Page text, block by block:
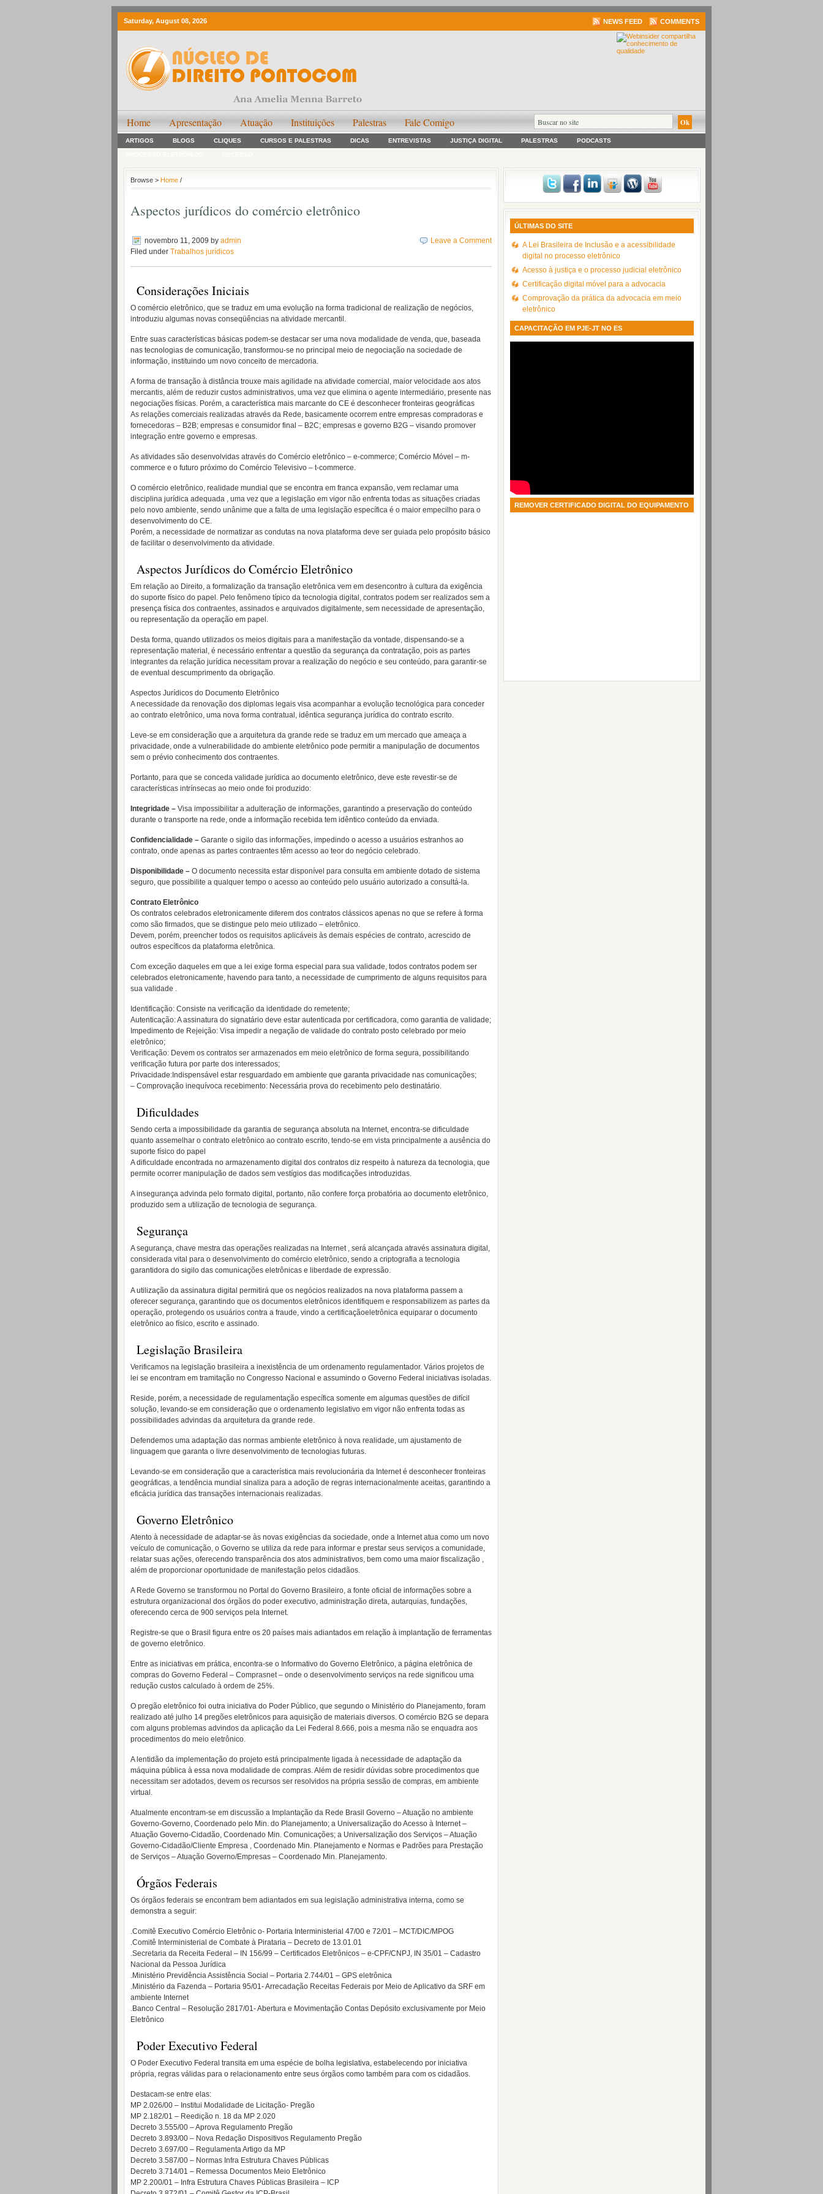
Saturday, August 08, 2026 NEWS FEED COMMENTS
Home Apresentação Atuação Instituições Palestras Fale Comigo
ARTIGOS BLOGS CLIQUES CURSOS E PALESTRAS DICAS ENTREVISTAS JUSTIÇA DIGITAL PALESTRAS PODCASTS
Browse > Home /
Aspectos jurídicos do comércio eletrônico
novembro 11, 2009 by admin
Filed under Trabalhos jurídicos
Leave a Comment
Considerações Iniciais
O comércio eletrônico, que se traduz em uma evolução na forma tradicional de realização de negócios,
introduziu algumas novas conseqüências na atividade mercantil.
Entre suas características básicas podem-se destacar ser uma nova modalidade de venda, que, baseada
nas tecnologias de comunicação, transformou-se no principal meio de negociação na sociedade de
informação, instituindo um novo conceito de mercadoria.
A forma de transação à distância trouxe mais agilidade na atividade comercial, maior velocidade aos atos
mercantis, além de reduzir custos administrativos, uma vez que elimina o agente intermediário, presente nas
negociações físicas. Porém, a característica mais marcante do CE é desconhecer fronteiras geográficas
As relações comerciais realizadas através da Rede, basicamente ocorrem entre empresas compradoras e
fornecedoras – B2B; empresas e consumidor final – B2C; empresas e governo B2G – visando promover
integração entre governo e empresas.
As atividades são desenvolvidas através do Comércio eletrônico – e-commerce; Comércio Móvel – m-
commerce e o futuro próximo do Comércio Televisivo – t-commerce.
O comércio eletrônico, realidade mundial que se encontra em franca expansão, vem reclamar uma
disciplina jurídica adequada , uma vez que a legislação em vigor não enfrenta todas as situações criadas
pelo novo ambiente, sendo unânime que a falta de uma legislação específica é o maior empecilho para o
desenvolvimento do CE.
Porém, a necessidade de normatizar as condutas na nova plataforma deve ser guiada pelo propósito básico
de facilitar o desenvolvimento da atividade.
Aspectos Jurídicos do Comércio Eletrônico
Em relação ao Direito, a formalização da transação eletrônica vem em desencontro à cultura da exigência
do suporte físico do papel. Pelo fenômeno típico da tecnologia digital, contratos podem ser realizados sem a
presença física dos contraentes, assinados e arquivados digitalmente, sem necessidade de apresentação,
ou representação da operação em papel.
Desta forma, quando utilizados os meios digitais para a manifestação da vontade, dispensando-se a
representação material, é necessário enfrentar a questão da segurança da contratação, pois as partes
integrantes da relação jurídica necessitam provar a realização do negócio e seu conteúdo, para garantir-se
de eventual descumprimento da obrigação.
Aspectos Jurídicos do Documento Eletrônico
A necessidade da renovação dos diplomas legais visa acompanhar a evolução tecnológica para conceder
ao contrato eletrônico, uma nova forma contratual, idêntica segurança jurídica do contrato escrito.
Leve-se em consideração que a arquitetura da grande rede se traduz em um mercado que ameaça a
privacidade, onde a vulnerabilidade do ambiente eletrônico pode permitir a manipulação de documentos
sem o prévio conhecimento dos contraentes.
Portanto, para que se conceda validade jurídica ao documento eletrônico, deve este revestir-se de
características intrínsecas ao meio onde foi produzido:
Integridade – Visa impossibilitar a adulteração de informações, garantindo a preservação do conteúdo
durante o transporte na rede, onde a informação recebida tem idêntico conteúdo da enviada.
Confidencialidade – Garante o sigilo das informações, impedindo o acesso a usuários estranhos ao
contrato, onde apenas as partes contraentes têm acesso ao teor do negócio celebrado.
Disponibilidade – O documento necessita estar disponível para consulta em ambiente dotado de sistema
seguro, que possibilite a qualquer tempo o acesso ao conteúdo pelo usuário autorizado a consultá-la.
Contrato Eletrônico
Os contratos celebrados eletronicamente diferem dos contratos clássicos apenas no que se refere à forma
como são firmados, que se distingue pelo meio utilizado – eletrônico.
Devem, porém, preencher todos os requisitos aplicáveis às demais espécies de contrato, acrescido de
outros específicos da plataforma eletrônica.
Com exceção daqueles em que a lei exige forma especial para sua validade, todos contratos podem ser
celebrados eletronicamente, havendo para tanto, a necessidade de cumprimento de alguns requisitos para
sua validade .
Identificação: Consiste na verificação da identidade do remetente;
Autenticação: A assinatura do signatário deve estar autenticada por certificadora, como garantia de validade;
Impedimento de Rejeição: Visa impedir a negação de validade do contrato posto celebrado por meio
eletrônico;
Verificação: Devem os contratos ser armazenados em meio eletrônico de forma segura, possibilitando
verificação futura por parte dos interessados;
Privacidade:Indispensável estar resguardado em ambiente que garanta privacidade nas comunicações;
– Comprovação inequívoca recebimento: Necessária prova do recebimento pelo destinatário.
Dificuldades
Sendo certa a impossibilidade da garantia de segurança absoluta na Internet, encontra-se dificuldade
quanto assemelhar o contrato eletrônico ao contrato escrito, tendo-se em vista principalmente a ausência do
suporte físico do papel
A dificuldade encontrada no armazenamento digital dos contratos diz respeito à natureza da tecnologia, que
permite ocorrer manipulação de dados sem vestígios das modificações introduzidas.
A insegurança advinda pelo formato digital, portanto, não confere força probatória ao documento eletrônico,
produzido sem a utilização de tecnologia de segurança.
Segurança
A segurança, chave mestra das operações realizadas na Internet , será alcançada através assinatura digital,
considerada vital para o desenvolvimento do comércio eletrônico, sendo a criptografia a tecnologia
garantidora do sigilo das comunicações eletrônicas e liberdade de expressão.
A utilização da assinatura digital permitirá que os negócios realizados na nova plataforma passem a
oferecer segurança, garantindo que os documentos eletrônicos identifiquem e responsabilizem as partes da
operação, protegendo os usuários contra a fraude, vindo a certificaçãoeletrônica equiparar o documento
eletrônico ao físico, escrito e assinado.
Legislação Brasileira
Verificamos na legislação brasileira a inexistência de um ordenamento regulamentador. Vários projetos de
lei se encontram em tramitação no Congresso Nacional e assumindo o Governo Federal iniciativas isoladas.
Reside, porém, a necessidade de regulamentação específica somente em algumas questões de difícil
solução, levando-se em consideração que o ordenamento legislativo em vigor não enfrenta todas as
possibilidades advindas da arquitetura da grande rede.
Defendemos uma adaptação das normas ambiente eletrônico à nova realidade, um ajustamento de
linguagem que garanta o livre desenvolvimento de tecnologias futuras.
Levando-se em consideração que a característica mais revolucionária da Internet é desconhecer fronteiras
geográficas, a tendência mundial sinaliza para a adoção de regras internacionalmente aceitas, garantindo a
eficácia jurídica das transações internacionais realizadas.
Governo Eletrônico
Atento à necessidade de adaptar-se às novas exigências da sociedade, onde a Internet atua como um novo
veículo de comunicação, o Governo se utiliza da rede para informar e prestar seus serviços a comunidade,
relatar suas ações, oferecendo transparência dos atos administrativos, bem como uma maior fiscalização ,
além de proporcionar oportunidade de manifestação pelos cidadãos.
A Rede Governo se transformou no Portal do Governo Brasileiro, a fonte oficial de informações sobre a
estrutura organizacional dos órgãos do poder executivo, administração direta, autarquias, fundações,
oferecendo cerca de 900 serviços pela Internet.
Registre-se que o Brasil figura entre os 20 países mais adiantados em relação à implantação de ferramentas
de governo eletrônico.
Entre as iniciativas em prática, encontra-se o Informativo do Governo Eletrônico, a página eletrônica de
compras do Governo Federal – Comprasnet – onde o desenvolvimento serviços na rede significou uma
redução custos calculado à ordem de 25%.
O pregão eletrônico foi outra iniciativa do Poder Público, que segundo o Ministério do Planejamento, foram
realizado até julho 14 pregões eletrônicos para aquisição de materiais diversos. O comércio B2G se depara
com alguns problemas advindos da aplicação da Lei Federal 8.666, pois a mesma não se enquadra aos
procedimentos do meio eletrônico.
A lentidão da implementação do projeto está principalmente ligada à necessidade de adaptação da
máquina pública à essa nova modalidade de compras. Além de residir dúvidas sobre procedimentos que
necessitam ser adotados, devem os recursos ser resolvidos na própria sessão de compras, em ambiente
virtual.
Atualmente encontram-se em discussão a Implantação da Rede Brasil Governo – Atuação no ambiente
Governo-Governo, Coordenado pelo Min. do Planejamento; a Universalização do Acesso à Internet –
Atuação Governo-Cidadão, Coordenado Min. Comunicações; a Universalização dos Serviços – Atuação
Governo-Cidadão/Cliente Empresa , Coordenado Min. Planejamento e Normas e Padrões para Prestação
de Serviços – Atuação Governo/Empresas – Coordenado Min. Planejamento.
Órgãos Federais
Os órgãos federais se encontram bem adiantados em sua legislação administrativa interna, como se
demonstra a seguir:
.Comitê Executivo Comércio Eletrônic o- Portaria Interministerial 47/00 e 72/01 – MCT/DIC/MPOG
.Comitê Interministerial de Combate à Pirataria – Decreto de 13.01.01
.Secretaria da Receita Federal – IN 156/99 – Certificados Eletrônicos – e-CPF/CNPJ, IN 35/01 – Cadastro
Nacional da Pessoa Jurídica
.Ministério Previdência Assistência Social – Portaria 2.744/01 – GPS eletrônica
.Ministério da Fazenda – Portaria 95/01- Arrecadação Receitas Federais por Meio de Aplicativo da SRF em
ambiente Internet
.Banco Central – Resolução 2817/01- Abertura e Movimentação Contas Depósito exclusivamente por Meio
Eletrônico
Poder Executivo Federal
O Poder Executivo Federal transita em uma espécie de bolha legislativa, estabelecendo por iniciativa
própria, regras válidas para o relacionamento entre seus órgãos como também para com os cidadãos.
Destacam-se entre elas:
MP 2.026/00 – Institui Modalidade de Licitação- Pregão
MP 2.182/01 – Reedição n. 18 da MP 2.020
Decreto 3.555/00 – Aprova Regulamento Pregão
Decreto 3.893/00 – Nova Redação Dispositivos Regulamento Pregão
Decreto 3.697/00 – Regulamenta Artigo da MP
Decreto 3.587/00 – Normas Infra Estrutura Chaves Públicas
Decreto 3.714/01 – Remessa Documentos Meio Eletrônico
MP 2.200/01 – Infra Estrutura Chaves Públicas Brasileira – ICP
ÚLTIMAS DO SITE
A Lei Brasileira de Inclusão e a acessibilidade
digital no processo eletrônico
Acesso à justiça e o processo judicial eletrônico
Certificação digital móvel para a advocacia
Comprovação da prática da advocacia em meio
eletrônico
CAPACITAÇÃO EM PJE-JT NO ES
REMOVER CERTIFICADO DIGITAL DO EQUIPAMENTO